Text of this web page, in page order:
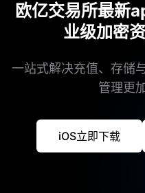
欧亿交易所最新
业级加密
一站式解决充值、存储
管理更
iOS立即下载